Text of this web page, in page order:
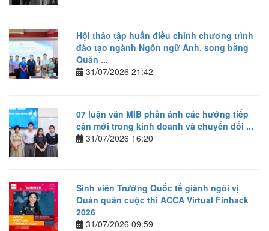
Hội thảo tập huấn điều chỉnh chương trình
đào tạo ngành Ngôn ngữ Anh, song bằng
Quản ...
31/07/2026 21:42
07 luận văn MIB phản ánh các hướng tiếp
cận mới trong kinh doanh và chuyển đổi ...
31/07/2026 16:20
Sinh viên Trường Quốc tế giành ngôi vị
Quán quân cuộc thi ACCA Virtual Finhack
2026
31/07/2026 09:59